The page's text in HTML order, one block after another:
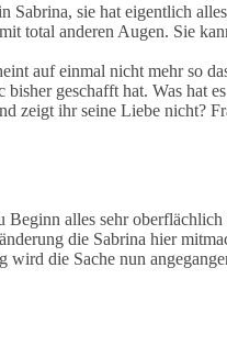
Sabrina, sie hat eigentlich
total anderen Augen. Sie
auf einmal nicht mehr so
geschafft hat. Was hat
zeigt ihr seine Liebe nicht?
alles sehr
die Sabrina hier
die Sache nun